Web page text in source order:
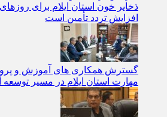
ذخایر خون استان ایلام برای روزهای
افزایش تردد تأمین است
گسترش همکاری‌ های آموزش و
مهارت استان ایلام در مسیر